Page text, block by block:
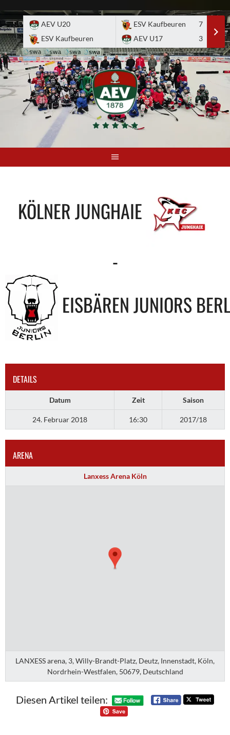
to
content
AEV U20
ESV Kaufbeuren
ESV Kaufbeuren
7
AEV U17
3
KÖLNER JUNGHAIE
-
EISBÄREN JUNIORS
DETAILS
Datum Zeit Saison
24. Februar 2018 16:30 2017/18
ARENA
Lanxess Arena Köln
LANXESS arena, 3, Willy-Brandt-Platz, Deutz, Innenstadt, Köln,
Nordrhein-Westfalen, 50679, Deutschland
Diesen Artikel teilen: